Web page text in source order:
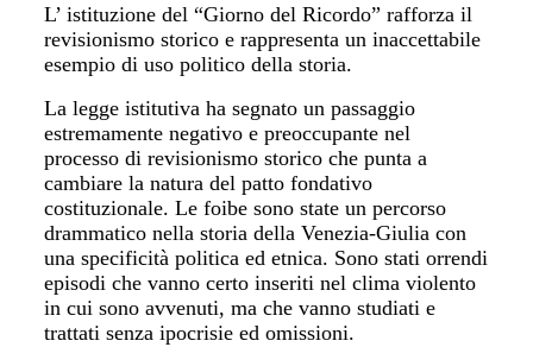
L’ istituzione del “Giorno del Ricordo” rafforza il
revisionismo storico e rappresenta un inaccettabile
esempio di uso politico della storia.
La legge istitutiva ha segnato un passaggio
estremamente negativo e preoccupante nel
processo di revisionismo storico che punta a
cambiare la natura del patto fondativo
costituzionale. Le foibe sono state un percorso
drammatico nella storia della Venezia-Giulia con
una specificità politica ed etnica. Sono stati orrendi
episodi che vanno certo inseriti nel clima violento
in cui sono avvenuti, ma che vanno studiati e
trattati senza ipocrisie ed omissioni.